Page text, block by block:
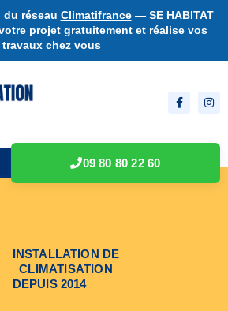
du réseau Climatifrance— SE HABITAT
projet gratuitement et réalise vos
travaux chez vous
09 80 80 22 60
INSTALLATION DE
CLIMATISATION
DEPUIS 2014